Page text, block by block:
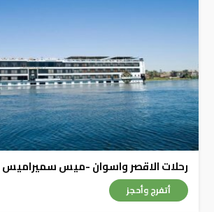
رحلات الاقصر واسوان -ميس سميراميس
أتفرج وأحجز